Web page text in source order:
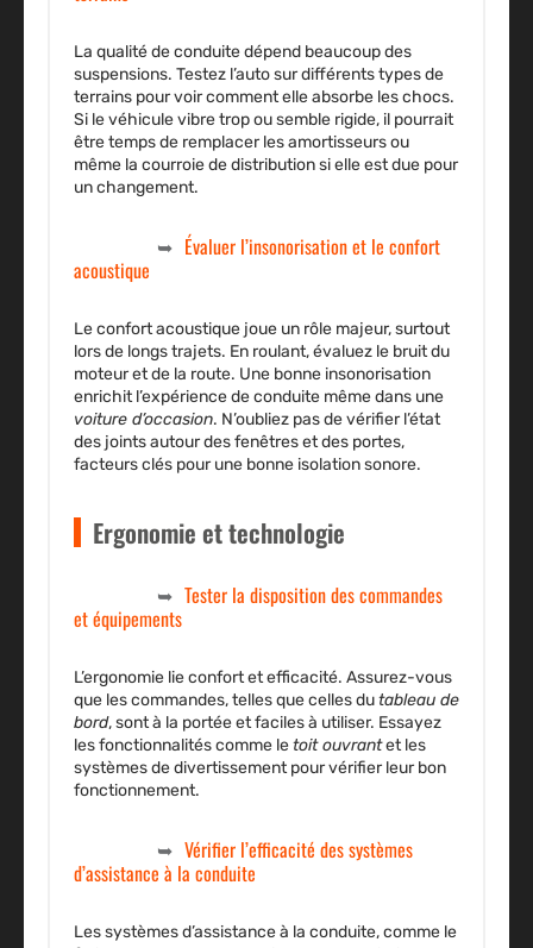
La qualité de conduitedépend beaucoup des
suspensions. Testez l’auto sur différents types de
terrains pour voir comment elle absorbe les chocs.
Si le véhicule vibre trop ou semble rigide, il pourrait
être temps de remplacer les amortisseurs ou
même la courroie de distributionsi elle est due pour
un changement.
Évaluer l’insonorisation et le confort
acoustique
Le confort acoustique joue un rôle majeur, surtout
lors de longs trajets. En roulant, évaluez le bruit du
moteur et de la route. Une bonne insonorisation
enrichit l’expérience de conduite même dans une
voiture d’occasion. N’oubliez pas de vérifier l’état
des joints autour des fenêtres et des portes,
facteurs clés pour une bonne isolation sonore.
Ergonomie et technologie
Tester la disposition des commandes
et équipements
L’ergonomie lie confort et efficacité. Assurez-vous
que les commandes, telles que celles dutableau de
bord, sont à la portée et faciles à utiliser. Essayez
les fonctionnalités comme letoit ouvrantet les
systèmes de divertissement pour vérifier leur bon
fonctionnement.
Vérifier l’efficacité des systèmes
d’assistance à la conduite
Les systèmes d’assistance à la conduite, comme le